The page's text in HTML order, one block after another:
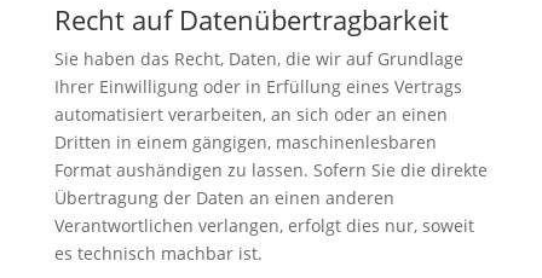
Recht auf Daten­übertrag­barkeit
Sie haben das Recht, Daten, die wir auf Grundlage
Ihrer Einwilligung oder in Erfüllung eines Vertrags
automatisiert verarbeiten, an sich oder an einen
Dritten in einem gängigen, maschinenlesbaren
Format aushändigen zu lassen. Sofern Sie die direkte
Übertragung der Daten an einen anderen
Verantwortlichen verlangen, erfolgt dies nur, soweit
es technisch machbar ist.